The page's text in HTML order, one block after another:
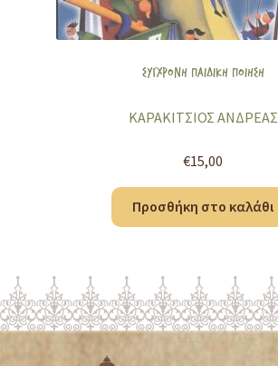
ΣΥΓΧΡΟΝΗ ΠΑΙΔΙΚΗ ΠΟΙΗΣΗ
ΚΑΡΑΚΙΤΣΙΟΣ ΑΝΔΡΕΑΣ
€15,00
Προσθήκη στο καλάθι